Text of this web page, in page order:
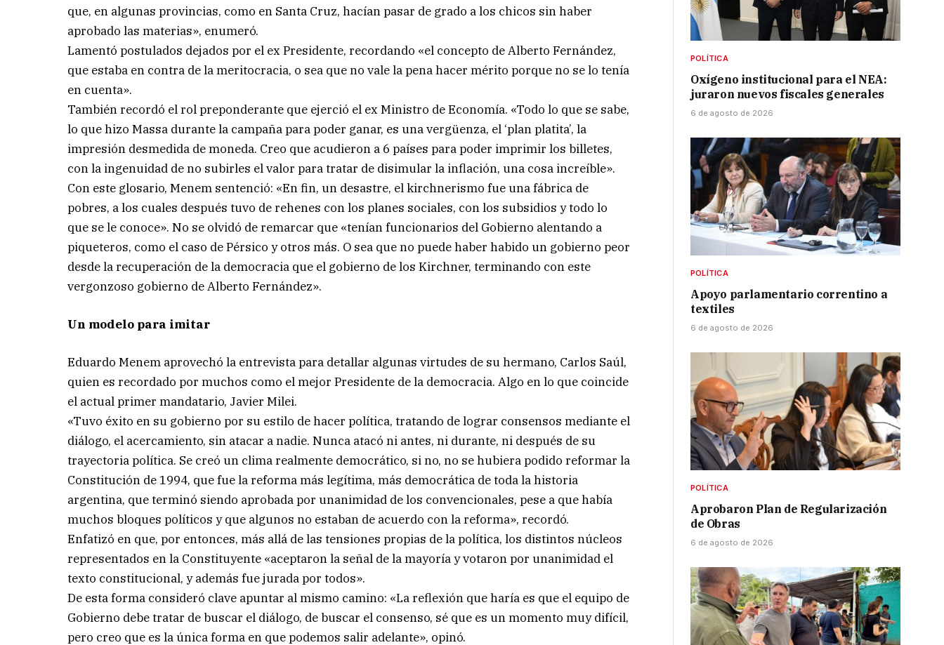
que, en algunas provincias, como en Santa Cruz, hacían pasar de grado a los chicos sin haber
aprobado las materias», enumeró.
Lamentó postulados dejados por el ex Presidente, recordando «el concepto de Alberto Fernández,
que estaba en contra de la meritocracia, o sea que no vale la pena hacer mérito porque no se lo tenía
en cuenta».
También recordó el rol preponderante que ejerció el ex Ministro de Economía. «Todo lo que se sabe,
lo que hizo Massa durante la campaña para poder ganar, es una vergüenza, el ‘plan platita’, la
impresión desmedida de moneda. Creo que acudieron a 6 países para poder imprimir los billetes,
con la ingenuidad de no subirles el valor para tratar de disimular la inflación, una cosa increíble».
Con este glosario, Menem sentenció: «En fin, un desastre, el kirchnerismo fue una fábrica de
pobres, a los cuales después tuvo de rehenes con los planes sociales, con los subsidios y todo lo
que se le conoce». No se olvidó de remarcar que «tenían funcionarios del Gobierno alentando a
piqueteros, como el caso de Pérsico y otros más. O sea que no puede haber habido un gobierno peor
desde la recuperación de la democracia que el gobierno de los Kirchner, terminando con este
vergonzoso gobierno de Alberto Fernández».
Un modelo para imitar
Eduardo Menem aprovechó la entrevista para detallar algunas virtudes de su hermano, Carlos Saúl,
quien es recordado por muchos como el mejor Presidente de la democracia. Algo en lo que coincide
el actual primer mandatario, Javier Milei.
«Tuvo éxito en su gobierno por su estilo de hacer política, tratando de lograr consensos mediante el
diálogo, el acercamiento, sin atacar a nadie. Nunca atacó ni antes, ni durante, ni después de su
trayectoria política. Se creó un clima realmente democrático, si no, no se hubiera podido reformar la
Constitución de 1994, que fue la reforma más legítima, más democrática de toda la historia
argentina, que terminó siendo aprobada por unanimidad de los convencionales, pese a que había
muchos bloques políticos y que algunos no estaban de acuerdo con la reforma», recordó.
Enfatizó en que, por entonces, más allá de las tensiones propias de la política, los distintos núcleos
representados en la Constituyente «aceptaron la señal de la mayoría y votaron por unanimidad el
texto constitucional, y además fue jurada por todos».
De esta forma consideró clave apuntar al mismo camino: «La reflexión que haría es que el equipo de
Gobierno debe tratar de buscar el diálogo, de buscar el consenso, sé que es un momento muy difícil,
pero creo que es la única forma en que podemos salir adelante», opinó.
POLÍTICA
Oxígeno institucional para el NEA:
juraron nuevos fiscales generales
6 de agosto de 2026
POLÍTICA
Apoyo parlamentario correntino a
textiles
6 de agosto de 2026
POLÍTICA
Aprobaron Plan de Regularización
de Obras
6 de agosto de 2026